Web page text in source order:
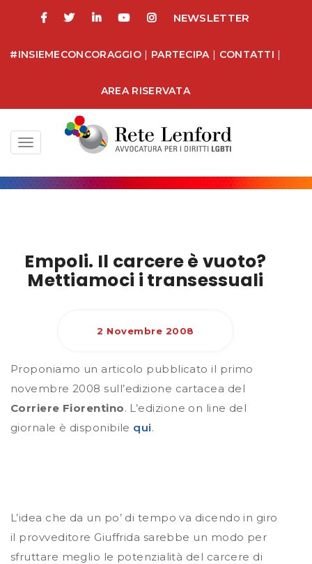
NEWSLETTER
#INSIEMECONCORAGGIO | PARTECIPA | CONTATTI |
AREA RISERVATA
Toggle
navigation
Empoli. Il carcere è vuoto?
Mettiamoci i transessuali
2 Novembre 2008
Proponiamo un articolo pubblicato il primo
novembre 2008 sull’edizione cartacea del
Corriere Fiorentino. L’edizione on line del
giornale è disponibile qui.
L’idea che da un po’ di tempo va dicendo in giro
il provveditore Giuffrida sarebbe un modo per
sfruttare meglio le potenzialità del carcere di